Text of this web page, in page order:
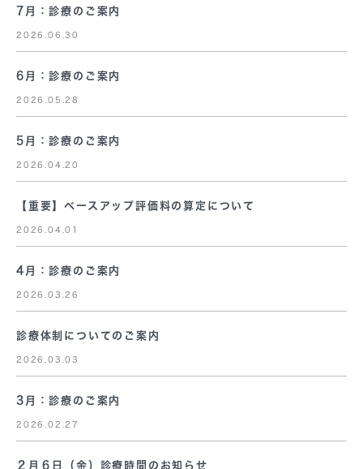
7月：診療のご案内
2026.06.30
6月：診療のご案内
2026.05.28
5月：診療のご案内
2026.04.20
【重要】ベースアップ評価料の算定について
2026.04.01
4月：診療のご案内
2026.03.26
診療体制についてのご案内
2026.03.03
3月：診療のご案内
2026.02.27
２月６日（金）診療時間のお知らせ